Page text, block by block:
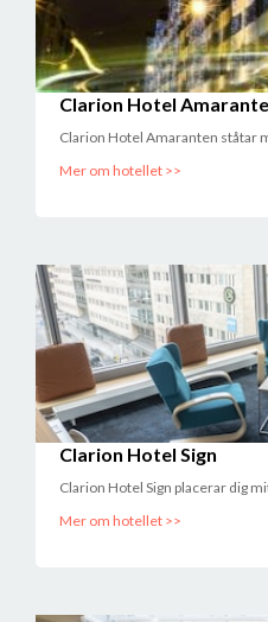
Clarion Hotel
Clarion Hotel Amaranten ståtar
Mer om hotellet >>
Clarion Hotel Sign
Clarion Hotel Sign placerar dig
Mer om hotellet >>